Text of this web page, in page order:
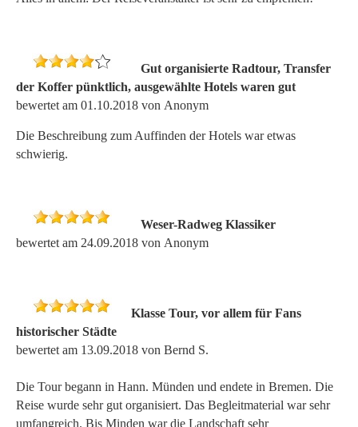
Gut organisierte Radtour, Transfer
der Koffer pünktlich, ausgewählte Hotels waren gut
bewertet am 01.10.2018 von Anonym
Die Beschreibung zum Auffinden der Hotels war etwas
schwierig.
Weser-Radweg Klassiker
bewertet am 24.09.2018 von Anonym
Klasse Tour, vor allem für Fans
historischer Städte
bewertet am 13.09.2018 von Bernd S.
Die Tour begann in Hann. Münden und endete in Bremen. Die
Reise wurde sehr gut organisiert. Das Begleitmaterial war sehr
umfangreich. Bis Minden war die Landschaft sehr